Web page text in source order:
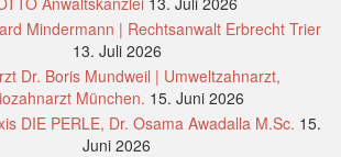
Mindermann | Rechtsanwalt Erbrecht Trier
13. Juli 2026
Dr. Boris Mundweil | Umweltzahnarzt,
München. 15. Juni 2026
DIE PERLE, Dr. Osama Awadalla M.Sc. 15.
Juni 2026